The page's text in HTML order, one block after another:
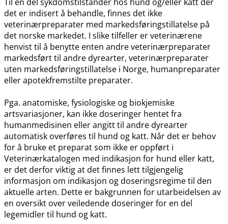
det er indisert å behandle, finnes det ikke
veterinærpreparater med markedsføringstillatelse på
det norske markedet. I slike tilfeller er veterinærene
henvist til å benytte enten andre veterinærpreparater
markedsført til andre dyrearter, veterinærpreparater
uten markedsføringstillatelse i Norge, humanpreparater
eller apotekfremstilte preparater.
Pga. anatomiske, fysiologiske og biokjemiske
artsvariasjoner, kan ikke doseringer hentet fra
humanmedisinen eller angitt til andre dyrearter
automatisk overføres til hund og katt. Når det er behov
for å bruke et preparat som ikke er oppført i
Veterinærkatalogen med indikasjon for hund eller katt,
er det derfor viktig at det finnes lett tilgjengelig
informasjon om indikasjon og doseringsregime til den
aktuelle arten. Dette er bakgrunnen for utarbeidelsen av
en oversikt over veiledende doseringer for en del
legemidler til hund og katt.